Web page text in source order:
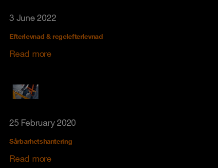
3 June 2022
Efterlevnad & regelefterlevnad
Read more
25 February 2020
Sårbarhetshantering
Read more